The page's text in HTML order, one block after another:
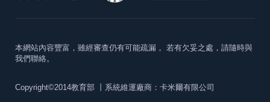
本網站內容豐富，雖經審查仍有可能疏漏， 若有欠妥之處，請隨時與
我們聯絡。
Copyright©2014教育部 丨系統維運廠商：卡米爾有限公司